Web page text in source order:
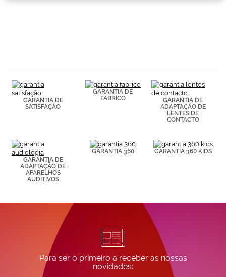
Puedes
consultar más
información en
nuestra
GARANTIA DE
SATISFAÇÃO
GARANTIA DE
FABRICO
GARANTIA DE
ADAPTAÇÃO DE
LENTES DE
CONTACTO
GARANTIA DE
ADAPTAÇÃO DE
APARELHOS
AUDITIVOS
GARANTIA 360 GARANTIA 360 KIDS
Para ser o primeiro a receber as nossas
novidades: